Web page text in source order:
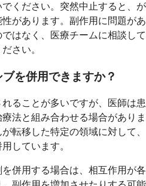
ください。突然中止すると、が
があります。副作用に問題があ
はなく、医療チームに相談して
さい。
を併用できますか？
ることが多いですが、医師は患
法と組み合わせる場合がありま
転移した特定の領域に対して、
しています。
併用する場合は、相互作用が各